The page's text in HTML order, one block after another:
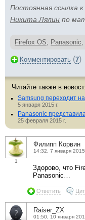
Постоянная ссылка
Никита Лялин по
Firefox OS, Panasonic,
Комментировать (7)
Читайте также в
Samsung переходит
5 января 2015 г.
Panasonic
25 февраля 2015 г.
1
Филипп Корвин
14:32, 7 января 2015
Здорово, что
Panasonic…
Ответить
Raiser_ZX
01:50, 10 января